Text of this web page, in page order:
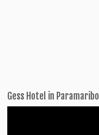
Gess Hotel in Paramaribo